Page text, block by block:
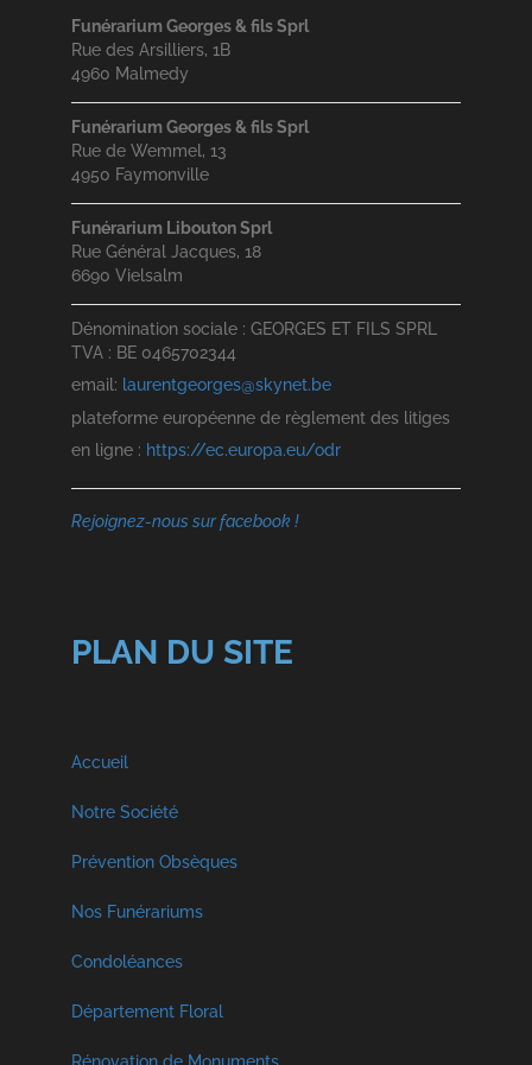
Funérarium Georges & fils Sprl
Rue des Arsilliers, 1B
4960 Malmedy
Funérarium Georges & fils Sprl
Rue de Wemmel, 13
4950 Faymonville
Funérarium Libouton Sprl
Rue Général Jacques, 18
6690 Vielsalm
Dénomination sociale : GEORGES ET FILS SPRL
TVA : BE 0465702344
email: laurentgeorges@skynet.be
plateforme européenne de règlement des litiges
en ligne : https://ec.europa.eu/odr
Rejoignez-nous sur facebook !
PLAN DU SITE
Accueil
Notre Société
A propos
Nos Services
Visite Virtuelle
Crémation et Inhumation
Prévention Obsèques
Nos Funérariums
Funérarium à Malmedy
Funérarium à Faymonville
Condoléances
Décès Georges et Fils SPRL
Département Floral
Rénovation de Monuments